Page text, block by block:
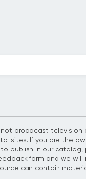
not broadcast television
sites. If you are the
publish in our catalog,
form and we will
can contain